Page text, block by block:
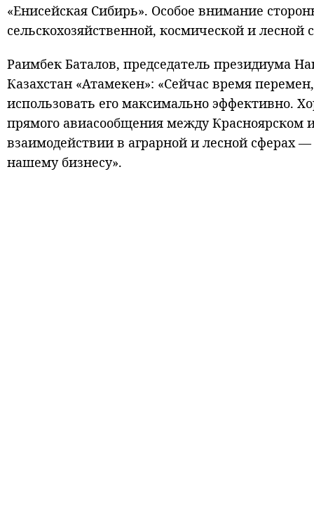
«Енисейская Сибирь». Особое внимание
сельскохозяйственной, космической и
Раимбек Баталов, председатель президиума
Казахстан «Атамекен»: «Сейчас время
использовать его максимально эффективно.
прямого авиасообщения между Красноярском
взаимодействии в аграрной и лесной сферах
нашему бизнесу».